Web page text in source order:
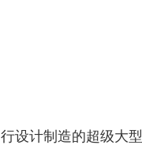
设计制造的超级大